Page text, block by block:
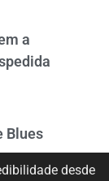
a
Blues
desde